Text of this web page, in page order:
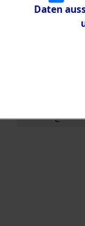
5.3.3
e
Daten